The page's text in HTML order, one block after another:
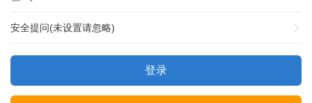
安全提问(未设置请忽略)
登录